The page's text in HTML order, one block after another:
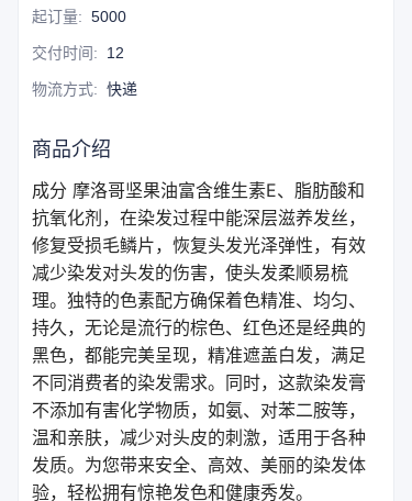
起订量: 5000
交付时间: 12
物流方式: 快递
商品介绍
成分 摩洛哥坚果油富含维生素E、脂肪酸和
抗氧化剂，在染发过程中能深层滋养发丝，
修复受损毛鳞片，恢复头发光泽弹性，有效
减少染发对头发的伤害，使头发柔顺易梳
理。独特的色素配方确保着色精准、均匀、
持久，无论是流行的棕色、红色还是经典的
黑色，都能完美呈现，精准遮盖白发，满足
不同消费者的染发需求。同时，这款染发膏
不添加有害化学物质，如氨、对苯二胺等，
温和亲肤，减少对头皮的刺激，适用于各种
发质。为您带来安全、高效、美丽的染发体
验，轻松拥有惊艳发色和健康秀发。